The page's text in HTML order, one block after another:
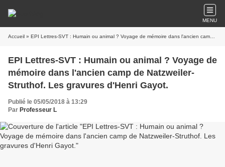
MENU
Accueil » EPI Lettres-SVT : Humain ou animal ? Voyage de mémoire dans l'ancien camp de Natzweiler-Struthof. Les gravures d'Henri Gayot.
EPI Lettres-SVT : Humain ou animal ? Voyage de
mémoire dans l'ancien camp de Natzweiler-
Struthof. Les gravures d'Henri Gayot.
Publié le 05/05/2018 à 13:29
Par Professeur L